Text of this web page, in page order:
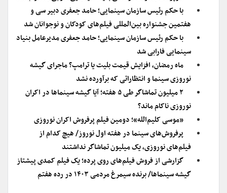
با حکم رئیس سازمان سینمایی؛ حامد جعفری دبیر سی و
هفتمین جشنواره بین‌المللی فیلم‌های کودکان و نوجوانان شد
با حکم رئیس سازمان سینمایی؛ حامد جعفری مدیرعامل بنیاد
سینمایی فارابی شد
ماه رمضان، افزایش قیمت بلیت یا ترامپ؟ ماجرای گیشه
نوروزی سینما و انتظاراتی که برآورده نشد
۲ میلیون تماشاگر طی ۵ هفته؛ آیا گیشه سینماها در اکران
نوروزی ناکام ماند؟
«موسی کلیم‌الله»؛ دومین فیلم پرفروش اکران نوروزی
پرفروش‌های سینما در هفته اول نوروز/ هیچ کدام از
فیلم‌های نوروزی، یک میلیون تماشاگر نداشتند
گزارشی از فروش فیلم‌های روی پرده؛ یک فیلم کمدی پیشتاز
گیشه سینماها/ برنده سیمرغ مردمی ۱۴۰۳ در رده هفتم